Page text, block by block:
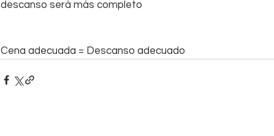
descanso será más completo
Cena adecuada = Descanso adecuado